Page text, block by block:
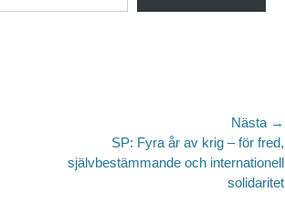
Nästa →
SP: Fyra år av krig – för fred,
självbestämmande och internationell
solidaritet